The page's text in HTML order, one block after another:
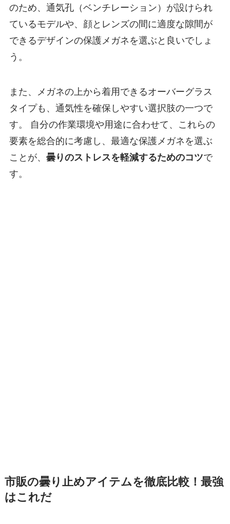
のため、通気孔（ベンチレーション）が設けられ
ているモデルや、顔とレンズの間に適度な隙間が
できるデザインの保護メガネを選ぶと良いでしょ
う。
また、メガネの上から着用できるオーバーグラス
タイプも、通気性を確保しやすい選択肢の一つで
す。 自分の作業環境や用途に合わせて、これらの
要素を総合的に考慮し、最適な保護メガネを選ぶ
ことが、 曇りのストレスを軽減するためのコツで
す。
市販の曇り止めアイテムを徹底比較！最強
はこれだ